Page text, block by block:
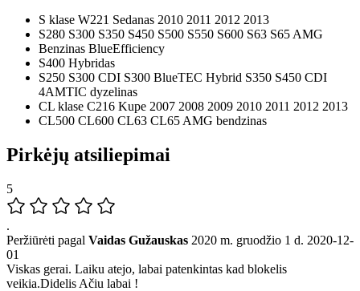
S klase W221 Sedanas 2010 2011 2012 2013
S280 S300 S350 S450 S500 S550 S600 S63 S65 AMG
Benzinas BlueEfficiency
S400 Hybridas
S250 S300 CDI S300 BlueTEC Hybrid S350 S450 CDI
4AMTIC dyzelinas
CL klase C216 Kupe 2007 2008 2009 2010 2011 2012 2013
CL500 CL600 CL63 CL65 AMG bendzinas
Pirkėjų atsiliepimai
5
.
Peržiūrėti pagal Vaidas Gužauskas 2020 m. gruodžio 1 d. 2020-12-
01
Viskas gerai. Laiku atejo, labai patenkintas kad blokelis
veikia.Didelis Ačiu labai !